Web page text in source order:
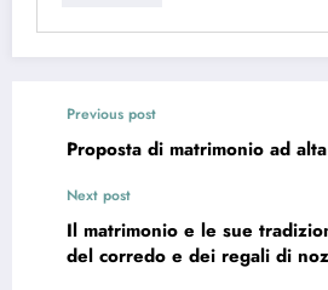
Previous post
Proposta di matrimonio ad
Next post
Il matrimonio e le sue
del corredo e dei regali di